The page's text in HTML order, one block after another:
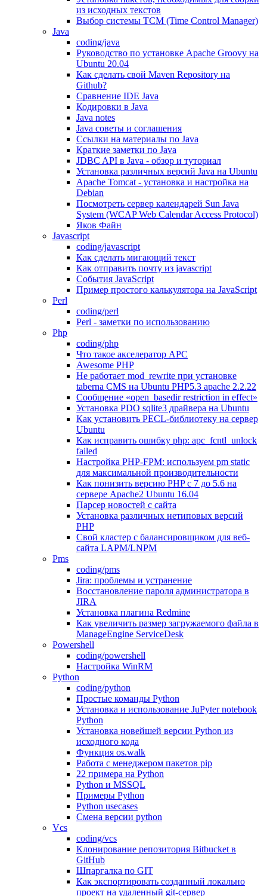
из исходных текстов
Выбор системы TCM (Time Control Manager)
Java
coding/java
Руководство по установке Apache Groovy на
Ubuntu 20.04
Как сделать свой Maven Repository на
Github?
Сравнение IDE Java
Кодировки в Java
Java notes
Java советы и соглашения
Ссылки на материалы по Java
Краткие заметки по Java
JDBC API в Java - обзор и туториал
Установка различных версий Java на Ubuntu
Apache Tomcat - установка и настройка на
Debian
Посмотреть сервер календарей Sun Java
System (WCAP Web Calendar Access Protocol)
Яков Файн
Javascript
coding/javascript
Как сделать мигающий текст
Как отправить почту из javascript
События JavaScript
Пример простого калькулятора на JavaScript
Perl
coding/perl
Perl - заметки по использованию
Php
coding/php
Что такое акселератор APC
Awesome PHP
Не работает mod_rewrite при установке
taberna CMS на Ubuntu PHP5.3 apache 2.2.22
Сообщение «open_basedir restriction in effect»
Установка PDO sqlite3 драйвера на Ubuntu
Как установить PECL-библиотеку на сервер
Ubuntu
Как исправить ошибку php: apc_fcntl_unlock
failed
Настройка PHP-FPM: используем pm static
для максимальной производительности
Как понизить версию PHP c 7 до 5.6 на
сервере Apache2 Ubuntu 16.04
Парсер новостей с сайта
Установка различных нетиповых версий
PHP
Свой кластер с балансировщиком для веб-
сайта LAPM/LNPM
Pms
coding/pms
Jira: проблемы и устранение
Восстановление пароля администратора в
JIRA
Установка плагина Redmine
Как увеличить размер загружаемого файла в
ManageEngine ServiceDesk
Powershell
coding/powershell
Настройка WinRM
Python
coding/python
Простые команды Python
Установка и использование JuPyter notebook
Python
Установка новейшей версии Python из
исходного кода
Функция os.walk
Работа с менеджером пакетов pip
22 примера на Python
Python и MSSQL
Примеры Python
Python usecases
Смена версии python
Vcs
coding/vcs
Клонирование репозитория Bitbucket в
GitHub
Шпаргалка по GIT
Как экспортировать созданный локально
проект на удаленный git-сервер